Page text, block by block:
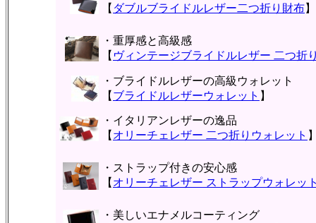
【 ダブルブライドルレザー二つ折り財布】
・重厚感と高級感
【 ヴィンテージブライドルレザー 二つ折
・ブライドルレザーの高級ウォレット
【 ブライドルレザーウォレット 】
・イタリアンレザーの逸品
【 オリーチェレザー 二つ折りウォレット
・ストラップ付きの安心感
【 オリーチェレザー ストラップウォレッ
・美しいエナメルコーティング